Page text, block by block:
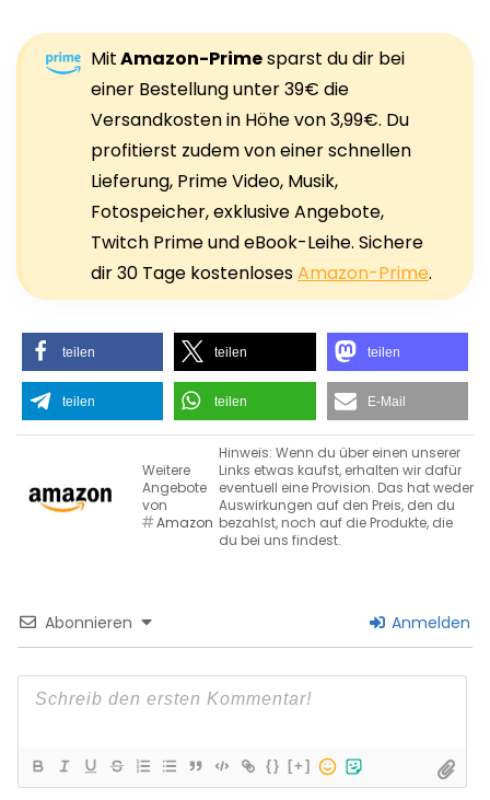
MitAmazon-Primesparst du dir bei
einer Bestellung unter 39€ die
Versandkosten in Höhe von 3,99€. Du
profitierst zudem von einer schnellen
Lieferung, Prime Video, Musik,
Fotospeicher, exklusive Angebote,
Twitch Prime und eBook-Leihe. Sichere
dir 30 Tage kostenlosesAmazon-Prime.
teilen teilen teilen
teilen teilen E-Mail
Weitere
Angebote
von
Amazon
Hinweis: Wenn du über einen unserer
Links etwas kaufst, erhalten wir dafür
eventuell eine Provision. Das hat weder
Auswirkungen auf den Preis, den du
bezahlst, noch auf die Produkte, die
du bei uns findest.
Abonnieren Anmelden
{} [+]